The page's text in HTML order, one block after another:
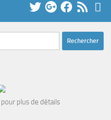
plus de détails